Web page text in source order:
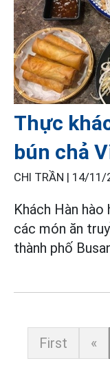
Thực
bún chả
CHI TRẦN | 14/11/
Khách Hàn
các món ăn
thành phố
First «